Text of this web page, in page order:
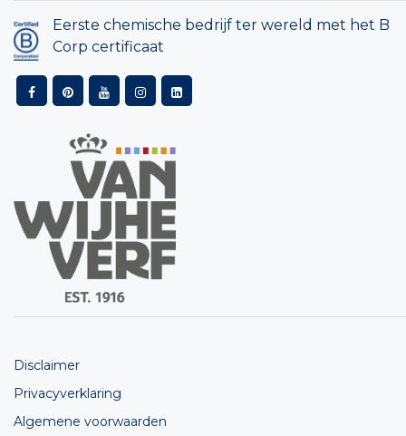
Eerste chemische bedrijf ter wereld met het B
Corp certificaat
Disclaimer
Privacyverklaring
Algemene voorwaarden